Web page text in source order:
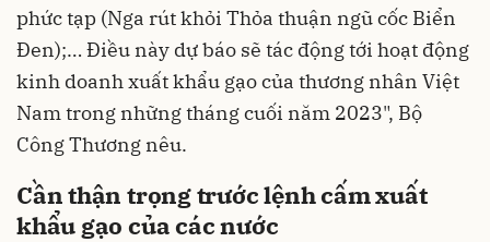
phức tạp (Nga rút khỏi Thỏa thuận ngũ cốc Biển
Đen);… Điều này dự báo sẽ tác động tới hoạt động
kinh doanhxuất khẩu gạocủa thương nhân Việt
Nam trong những tháng cuối năm 2023", Bộ
Công Thương nêu.
Cần thận trọng trước lệnh cấm xuất
khẩu gạo của các nước